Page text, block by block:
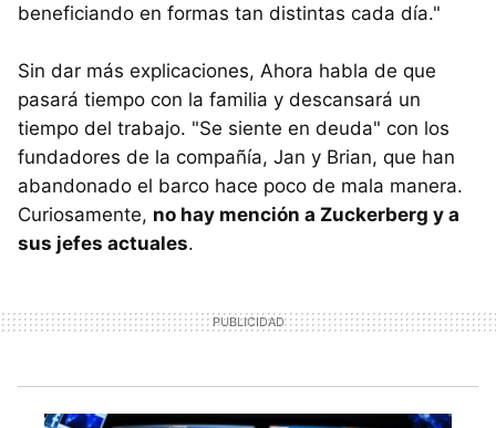
beneficiando en formas tan distintas cada día."
Sin dar más explicaciones, Ahora habla de que
pasará tiempo con la familia y descansará un
tiempo del trabajo. "Se siente en deuda" con los
fundadores de la compañía, Jan y Brian, que han
abandonado el barco hace poco de mala manera.
Curiosamente, no hay mención a Zuckerberg y a
sus jefes actuales.